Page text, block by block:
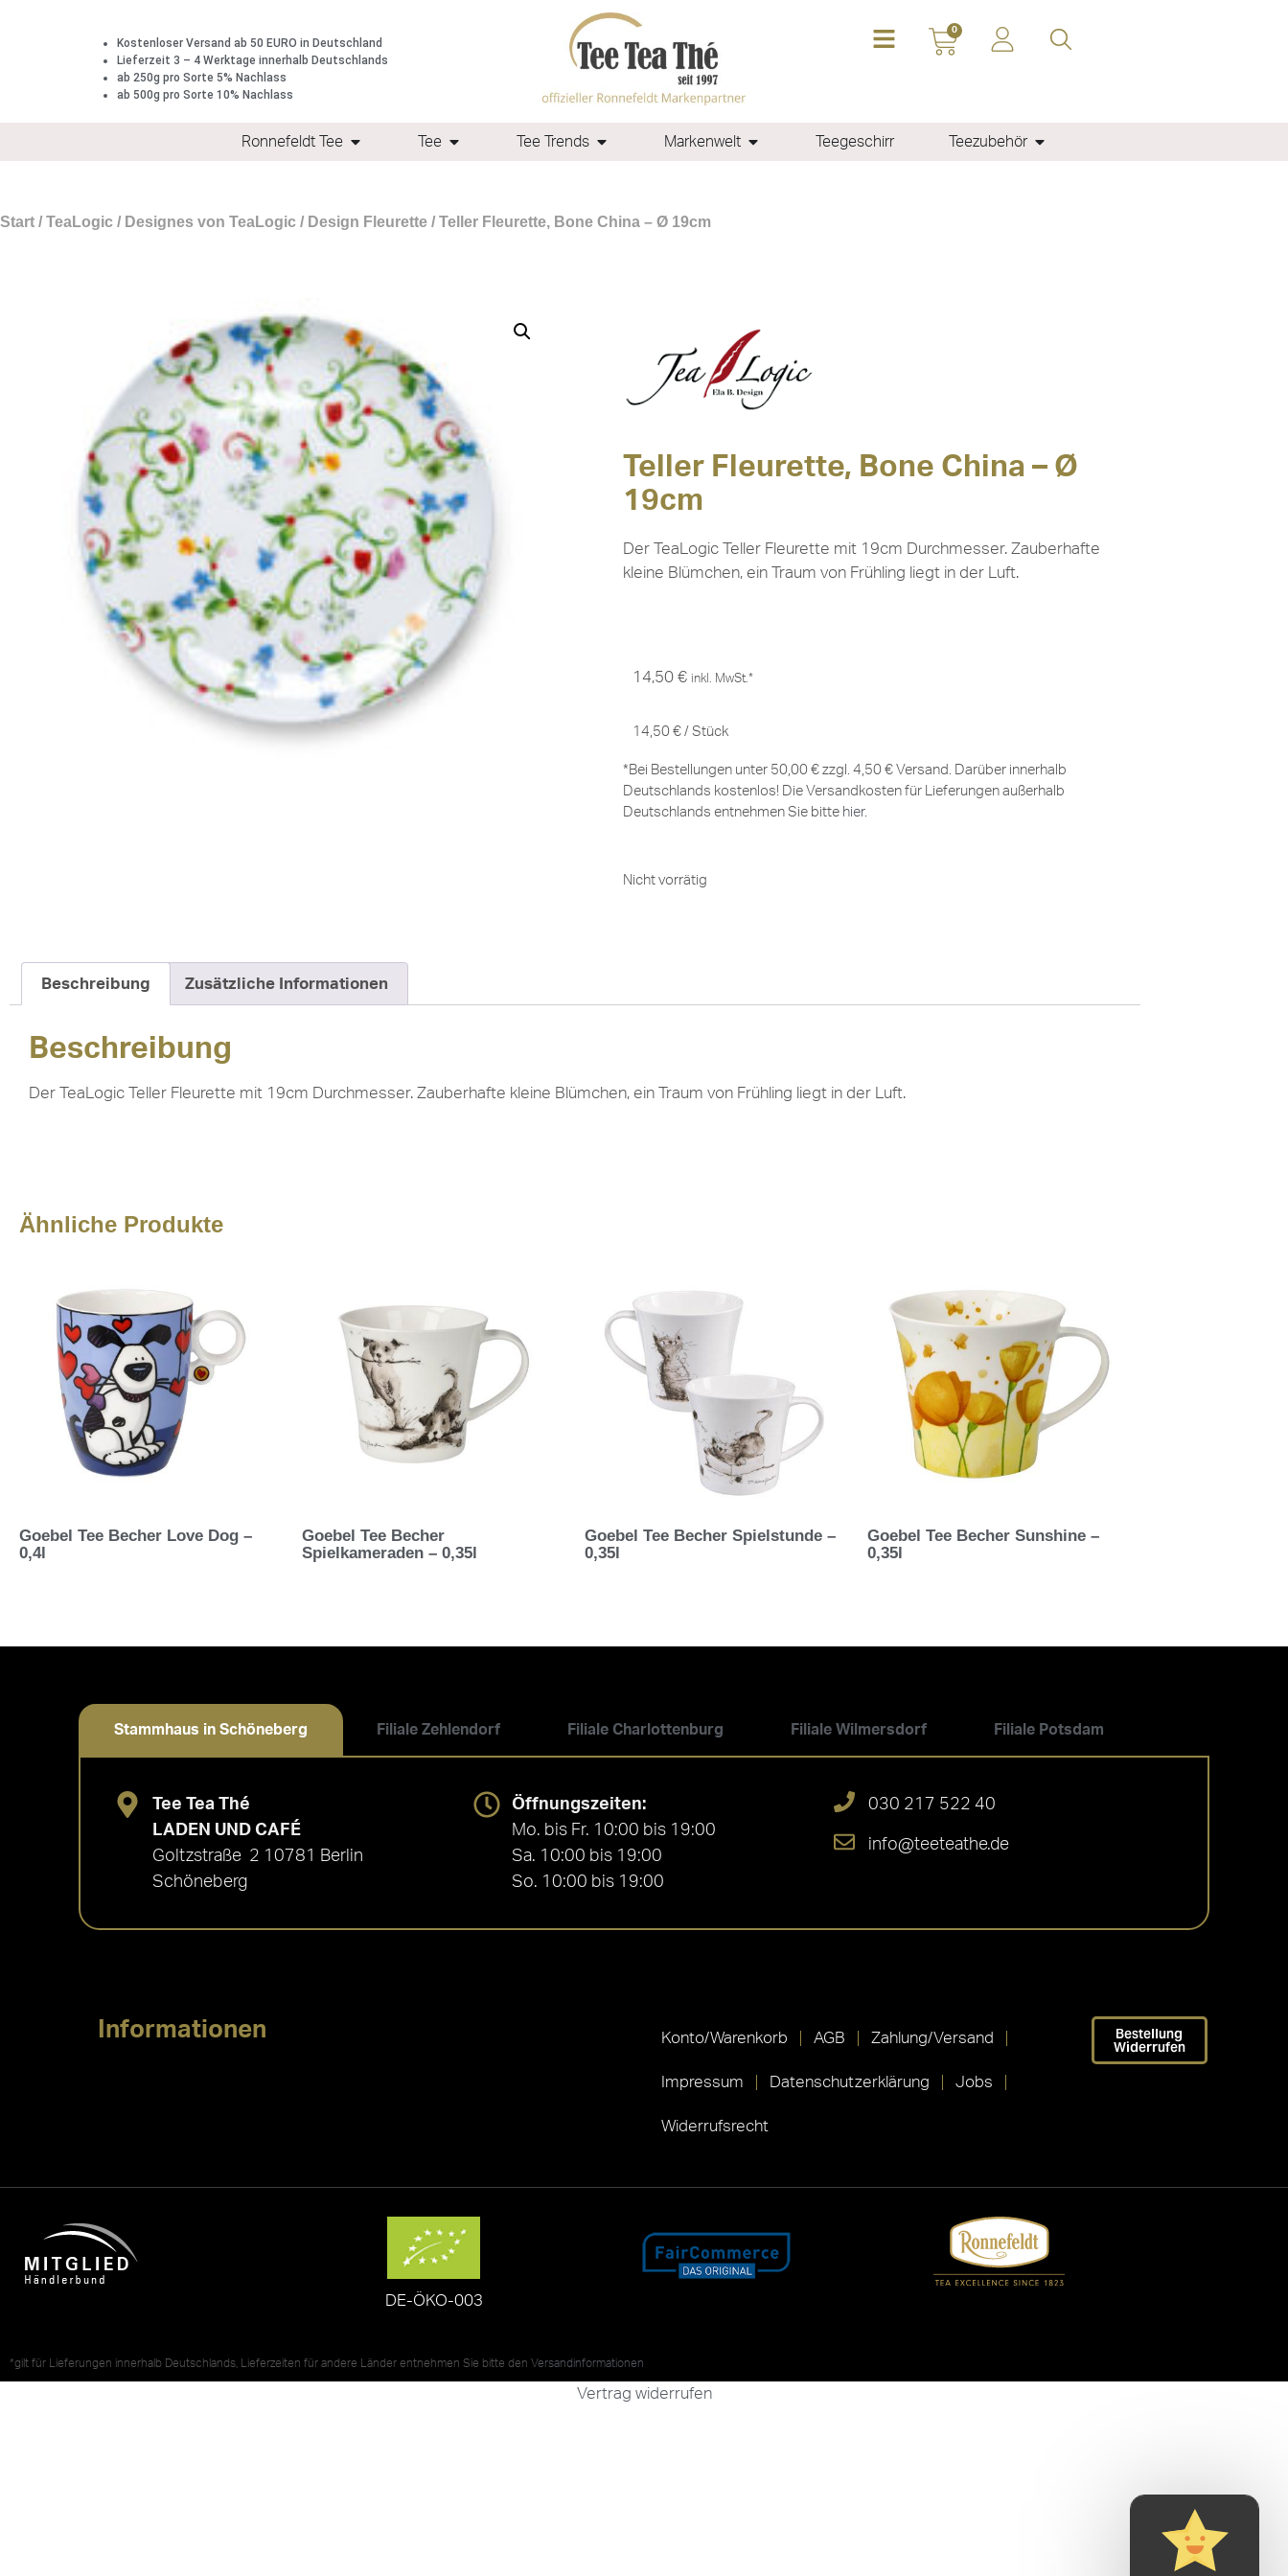
Kostenloser Versand ab 50 EURO in Deutschland
Lieferzeit 3 – 4 Werktage innerhalb Deutschlands
ab 250g pro Sorte 5% Nachlass
ab 500g pro Sorte 10% Nachlass
0
Ronnefeldt Tee Tee Tee Trends Markenwelt Teegeschirr Teezubehör
Start / TeaLogic / Designes von TeaLogic / Design Fleurette / Teller Fleurette, Bone China – Ø 19cm
Teller Fleurette, Bone China – Ø
19cm
Der TeaLogic Teller Fleurette mit 19cm Durchmesser. Zauberhafte
kleine Blümchen, ein Traum von Frühling liegt in der Luft.
14,50 € inkl. MwSt.*
14,50 € / Stück
*Bei Bestellungen unter 50,00 € zzgl. 4,50 € Versand. Darüber innerhalb
Deutschlands kostenlos! Die Versandkosten für Lieferungen außerhalb
Deutschlands entnehmen Sie bitte hier.
Nicht vorrätig
Beschreibung Zusätzliche Informationen
Beschreibung
Der TeaLogic Teller Fleurette mit 19cm Durchmesser. Zauberhafte kleine Blümchen, ein Traum von Frühling liegt in der Luft.
Ähnliche Produkte
Goebel Tee Becher Love Dog –
0,4l
Goebel Tee Becher
Spielkameraden – 0,35l
Goebel Tee Becher Spielstunde –
0,35l
Goebel Tee Becher Sunshine –
0,35l
Stammhaus in Schöneberg Filiale Zehlendorf Filiale Charlottenburg Filiale Wilmersdorf Filiale Potsdam
Tee Tea Thé
LADEN UND CAFÉ
Goltzstraße 2 10781 Berlin
Schöneberg
Öffnungszeiten:
Mo. bis Fr. 10:00 bis 19:00
Sa. 10:00 bis 19:00
So. 10:00 bis 19:00
030 217 522 40
info@teeteathe.de
Informationen Konto/Warenkorb AGB Zahlung/Versand
Impressum Datenschutzerklärung Jobs
Widerrufsrecht
Bestellung
Widerrufen
DE-ÖKO-003
*gilt für Lieferungen innerhalb Deutschlands, Lieferzeiten für andere Länder entnehmen Sie bitte den Versandinformationen
Vertrag widerrufen